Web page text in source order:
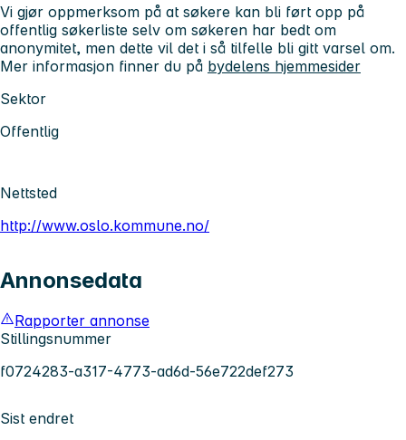
Vi gjør oppmerksom på at søkere kan bli ført opp på
offentlig søkerliste selv om søkeren har bedt om
anonymitet, men dette vil det i så tilfelle bli gitt varsel om.
Mer informasjon finner du på bydelens hjemmesider
Sektor
Offentlig
Nettsted
http://www.oslo.kommune.no/
Annonsedata
Rapporter annonse
Stillingsnummer
f0724283-a317-4773-ad6d-56e722def273
Sist endret